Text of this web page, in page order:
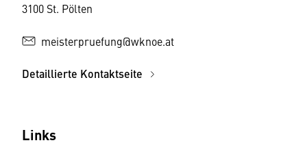
3100 St. Pölten
meisterpruefung@wknoe.at
Detaillierte Kontaktseite
Links